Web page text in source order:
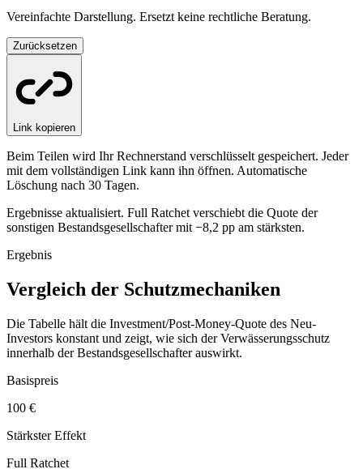
Vereinfachte Darstellung. Ersetzt keine rechtliche Beratung.
Zurücksetzen
Link kopieren
Beim Teilen wird Ihr Rechnerstand verschlüsselt gespeichert. Jeder
mit dem vollständigen Link kann ihn öffnen. Automatische
Löschung nach 30 Tagen.
Ergebnisse aktualisiert. Full Ratchet verschiebt die Quote der
sonstigen Bestandsgesellschafter mit −8,2 pp am stärksten.
Ergebnis
Vergleich der Schutzmechaniken
Die Tabelle hält die Investment/Post-Money-Quote des Neu-
Investors konstant und zeigt, wie sich der Verwässerungsschutz
innerhalb der Bestandsgesellschafter auswirkt.
Basispreis
100 €
Stärkster Effekt
Full Ratchet